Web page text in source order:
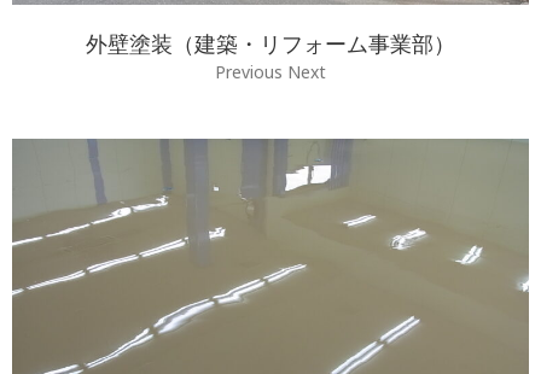
外壁塗装（建築・リフォーム事業部）
Previous Next